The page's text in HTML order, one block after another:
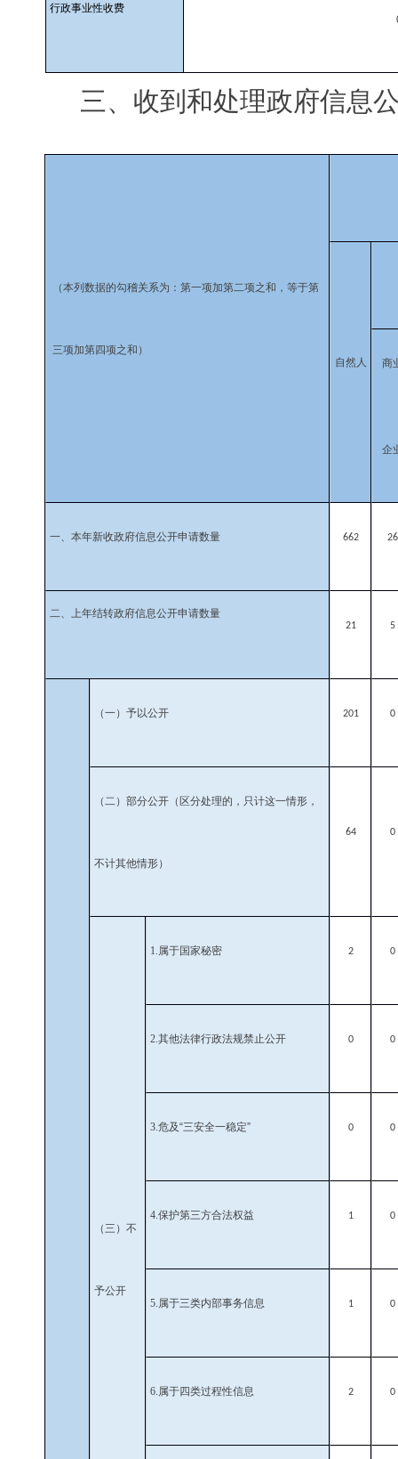
行政事业性收费
三、收到和处理政府信息
（本列数据的勾稽关系为：第一项加第二项之和，等于第
三项加第四项之和）
自然人
商
企
一、本年新收政府信息公开申请数量 662 26
二、上年结转政府信息公开申请数量
21 5
（一）予以公开 201 0
（二）部分公开（区分处理的，只计这一情形，
不计其他情形）
64 0
（三）不
予公开
1. 属于国家秘密 2 0
2. 其他法律行政法规禁止公开 0 0
3. 危及“三安全一稳定” 0 0
4. 保护第三方合法权益 1 0
5. 属于三类内部事务信息 1 0
6. 属于四类过程性信息 2 0